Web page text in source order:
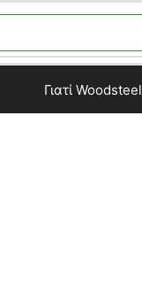
Γιατί Woodsteel